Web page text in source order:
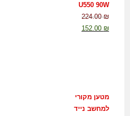
U550 90W
224.00₪
152.00 ₪
מטען מקורי
למחשב נייד